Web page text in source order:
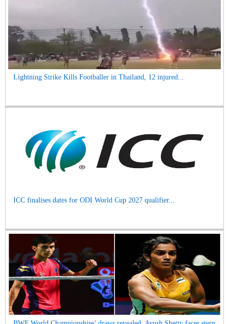
Lightning Strike Kills Footballer in Thailand, 12 injured...
ICC finalises dates for ODI World Cup 2027 qualifier...